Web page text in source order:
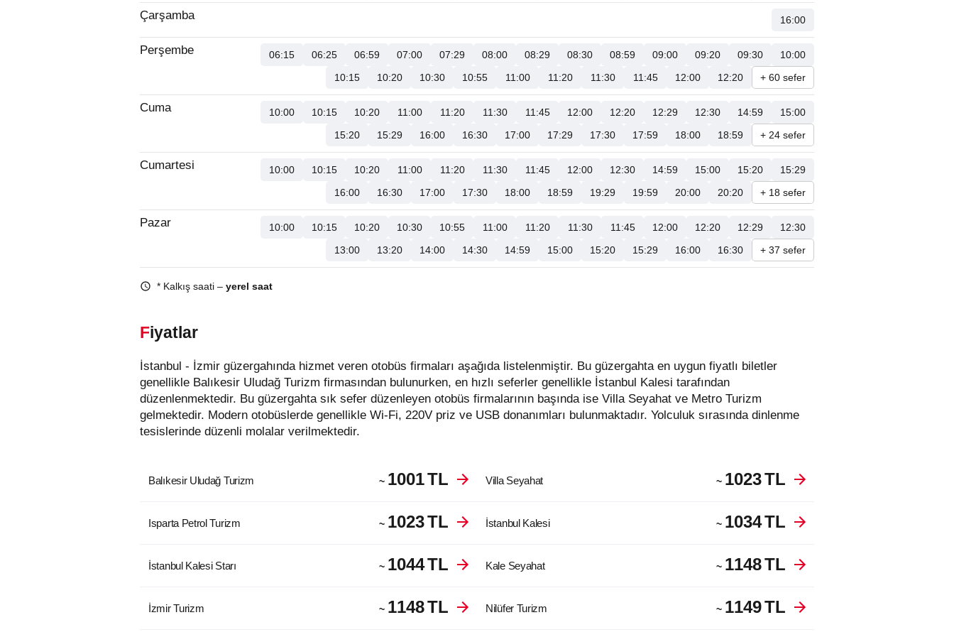
Çarşamba 16:00
Perşembe 06:15 06:25 06:59 07:00 07:29 08:00 08:29 08:30 08:59 09:00 09:20 09:30
10:00
10:15
10:20 10:30 10:55 11:00 11:20 11:30 11:45 12:00 12:20 + 60 sefer
Cuma 10:00 10:15 10:20 11:00 11:20 11:30 11:45 12:00 12:20 12:29 12:30 14:59
15:00
15:20
15:29 16:00 16:30 17:00 17:29 17:30 17:59 18:00 18:59 + 24 sefer
Cumartesi 10:00 10:15 10:20 11:00 11:20 11:30 11:45 12:00 12:30 14:59 15:00 15:20
15:29
16:00
16:30 17:00 17:30 18:00 18:59 19:29 19:59 20:00 20:20 + 18 sefer
Pazar 10:00 10:15 10:20 10:30 10:55 11:00 11:20 11:30 11:45 12:00 12:20 12:29
12:30
13:00
13:20 14:00 14:30 14:59 15:00 15:20 15:29 16:00 16:30 + 37 sefer
* Kalkış saati – yerel saat
Fiyatlar
İstanbul - İzmir güzergahında hizmet veren otobüs firmaları aşağıda listelenmiştir. Bu güzergahta en uygun fiyatlı biletler
genellikle Balıkesir Uludağ Turizm firmasından bulunurken, en hızlı seferler genellikle İstanbul Kalesi tarafından
düzenlenmektedir. Bu güzergahta sık sefer düzenleyen otobüs firmalarının başında ise Villa Seyahat ve Metro Turizm
gelmektedir. Modern otobüslerde genellikle Wi-Fi, 220V priz ve USB donanımları bulunmaktadır. Yolculuk sırasında dinlenme
tesislerinde düzenli molalar verilmektedir.
Balıkesir Uludağ Turizm ~ 1001TL Villa Seyahat ~ 1023TL
Isparta Petrol Turizm ~ 1023TL İstanbul Kalesi ~ 1034TL
İstanbul Kalesi Starı ~ 1044TL Kale Seyahat ~ 1148TL
İzmir Turizm ~ 1148TL Nilüfer Turizm ~ 1149TL